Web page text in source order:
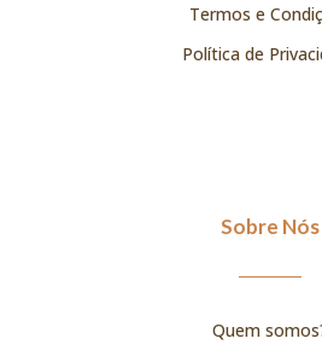
Termos e
Política de
Sobre Nós
Quem